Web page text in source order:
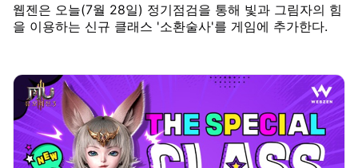
웹젠은 오늘(7월 28일) 정기점검을 통해 빛과 그림자의 힘
을 이용하는 신규 클래스 '소환술사'를 게임에 추가한다.